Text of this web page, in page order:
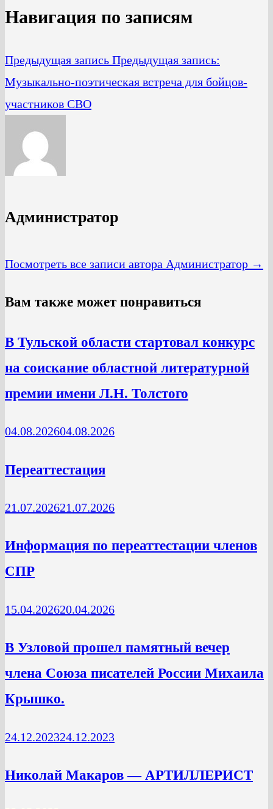
Навигация по записям
Предыдущая запись Предыдущая запись:
Музыкально-поэтическая встреча для бойцов-
участников СВО
Администратор
Посмотреть все записи автора Администратор →
Вам также может понравиться
В Тульской области стартовал конкурс
на соискание областной литературной
премии имени Л.Н. Толстого
04.08.202604.08.2026
Переаттестация
21.07.202621.07.2026
Информация по переаттестации членов
СПР
15.04.202620.04.2026
В Узловой прошел памятный вечер
члена Союза писателей России Михаила
Крышко.
24.12.202324.12.2023
Николай Макаров — АРТИЛЛЕРИСТ